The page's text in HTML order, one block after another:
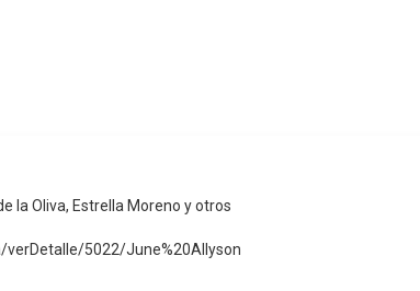
la Oliva, Estrella Moreno y otros
5022/June%20Allyson